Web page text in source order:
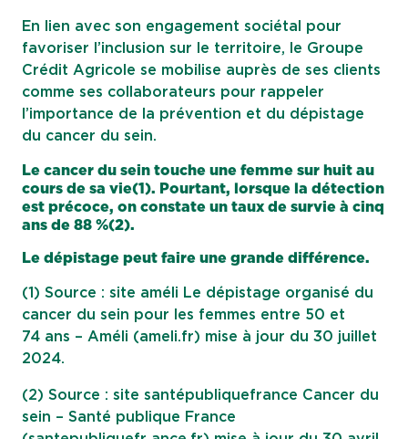
En lien avec son engagement sociétal pour
favoriser l’inclusion sur le territoire, le Groupe
Crédit Agricole se mobilise auprès de ses clients
comme ses collaborateurs pour rappeler
l’importance de la prévention et du dépistage
du cancer du sein.
Le cancer du sein touche une femme sur huit au
cours de sa vie(1). Pourtant, lorsque la détection
est précoce, on constate un taux de survie à cinq
ans de 88 %(2).
Le dépistage peut faire une grande différence.
(1) Source : site améli Le dépistage organisé du
cancer du sein pour les femmes entre 50 et
74 ans – Améli (ameli.fr) mise à jour du 30 juillet
2024.
(2) Source : site santépubliquefrance Cancer du
sein – Santé publique France